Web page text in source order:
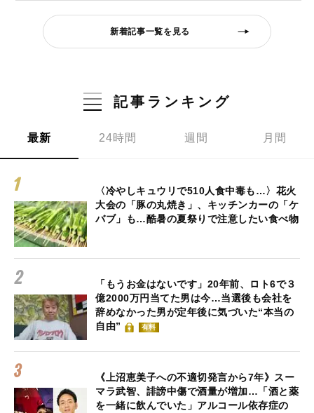
新着記事一覧を見る
記事ランキング
最新 24時間 週間 月間
〈冷やしキュウリで510人食中毒も…〉花火
大会の「豚の丸焼き」、キッチンカーの「ケ
バブ」も…酷暑の夏祭りで注意したい食べ物
「もうお金はないです」20年前、ロト6で３
億2000万円当てた男は今…当選後も会社を
辞めなかった男が定年後に気づいた“本当の
自由”
有料
《上沼恵美子への不適切発言から7年》スー
マラ武智、誹謗中傷で酒量が増加…「酒と薬
を一緒に飲んでいた」アルコール依存症の